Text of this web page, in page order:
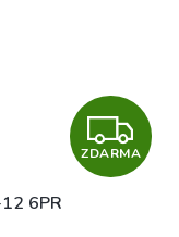
Z
D
ZDARMA
6PR